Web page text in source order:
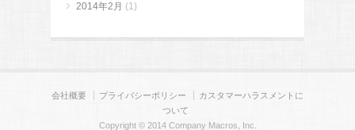
2014年2月 (1)
会社概要 プライバシーポリシー
カスタマーハラスメントに
ついて
Copyright © 2014 Company Macros, Inc.